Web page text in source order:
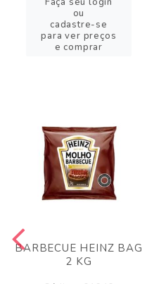
ou
cadastre-se
para ver preços
e comprar
BARBECUE HEINZ BAG
2 KG